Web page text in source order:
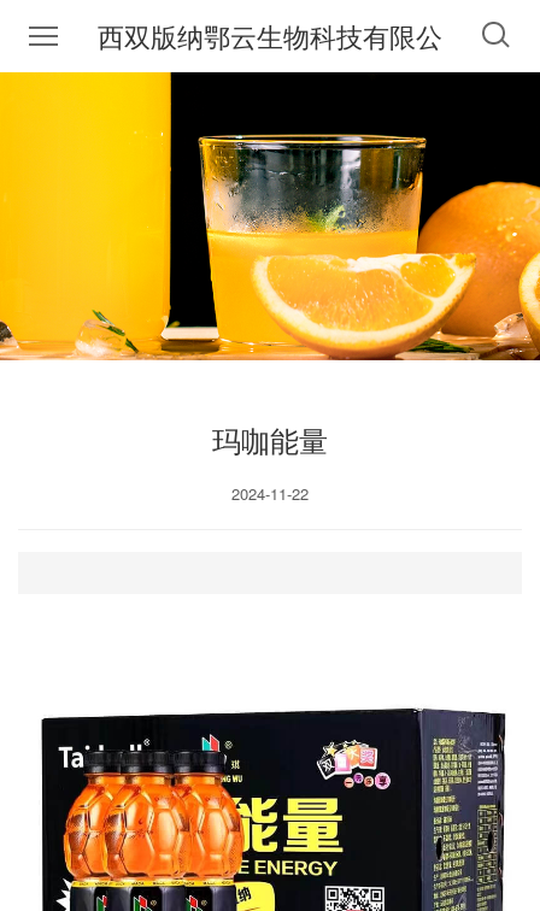
西双版纳鄂云生物科技有限公
玛咖能量
2024-11-22